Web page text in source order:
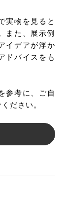
実物を見ると
また、展示例
イデアが浮か
ドバイスをも
参考に、ご自
ださい。